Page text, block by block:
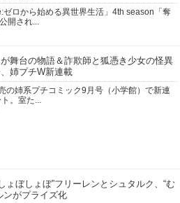
ゼロから始める異世界生活」4th season「奪
開され...
舞台の物語＆詐欺師と狐憑き少女の怪異
姉プチW新連載
の姉系プチコミック9月号（小学館）で新連
。室た...
ょぼしょぼ”フリーレンとシュタルク、“む
ンがプライズ化